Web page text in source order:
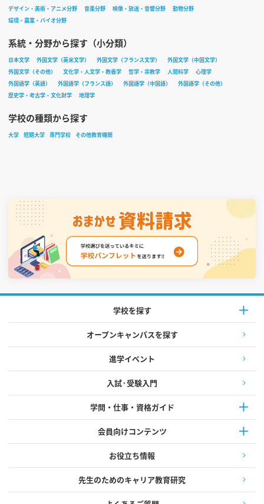
デザイン・美術・アニメ分野
音楽分野 映像・放送・音響分野
動物分野
環境・農業・バイオ分野
系統・分野から探す（小分類）
日本文学 外国文学（英米文学） 外国文学（フランス文学）
外国文学（中国文学）
外国文学（その他）
文化学・人文学・教養学 哲学・宗教学 人間科学
心理学
外国語学（英語）
外国語学（フランス語） 外国語学（中国語）
外国語学（その他）
歴史学・考古学・文化財学
地理学
学校の種類から探す
大学 短期大学 専門学校 その他教育機関
学校を探す
オープンキャンパスを探す
進学イベント
入試·受験入門
学問・仕事・資格ガイド
会員向けコンテンツ
お役立ち情報
先生のためのキャリア教育研究